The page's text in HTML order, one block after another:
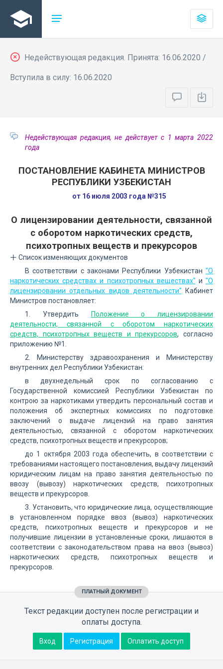
Недействующая редакция. Принята: 16.06.2020 /
Вступила в силу: 16.06.2020
Недействующая редакция, не действует с 1 марта 2022
года
ПОСТАНОВЛЕНИЕ КАБИНЕТА МИНИСТРОВ
РЕСПУБЛИКИ УЗБЕКИСТАН
от 16 июля 2003 года №315
О лицензировании деятельности, связанной
с оборотом наркотических средств,
психотропных веществ и прекурсоров
Список изменяющих документов
В соответствии с законами Республики Узбекистан "О
наркотических средствах и психотропных веществах" и"О
лицензировании отдельных видов деятельности" Кабинет
Министров постановляет:
1. Утвердить
Положение о лицензировании
деятельности, связанной с оборотом наркотических
средств, психотропных веществ и прекурсоров, согласно
приложению №1.
2. Министерству здравоохранения и Министерству
внутренних дел Республики Узбекистан:
в двухнедельный срок по согласованию с
Государственной комиссией Республики Узбекистан по
контрою за наркотиками утвердить персональный состав и
положения об экспертных комиссиях по подготовке
заключений о выдаче лицензий на право занятия
деятельностью, связанной с оборотом наркотических
средств, психотропных веществ и прекурсоров;
до 1 октября 2003 года обеспечить, в соответствии с
требованиями настоящего постановления, выдачу лицензий
юридическим лицам на право занятия деятельностью по
ввозу (вывозу) наркотических средств, психотропных
веществ и прекурсоров.
3. Установить, что юридические лица, осуществляющие
в установленном порядке ввоз (вывоз) наркотических
средств, психотропных веществ и прекурсоров и не
получившие лицензии в установленные сроки, лишаются в
соответствии с законодательством права на ввоз (вывоз)
наркотических средств, психотропных веществ и
прекурсоров.
ПЛАТНЫЙ ДОКУМЕНТ
Текст редакции доступен после регистрации и
оплаты доступа.
Вход Регистрация Оплатить доступ